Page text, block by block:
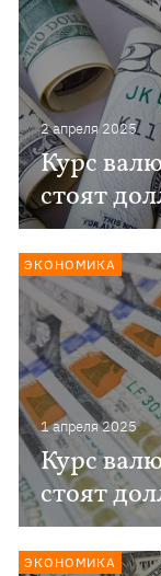
2 апреля 2025
Курс
стоят
1 апреля 2025
Курс
стоят
ЭКОНОМИКА
ЭКОНОМИКА